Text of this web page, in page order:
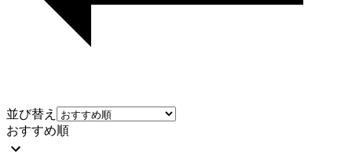
並び替え
おすすめ順